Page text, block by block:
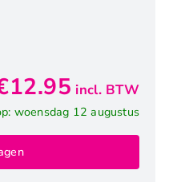
12.95 incl. BTW
woensdag 12 augustus